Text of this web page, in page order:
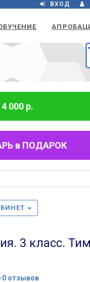
ВХОД
000 р.
в ПОДАРОК
3 класс.
0 отзывов